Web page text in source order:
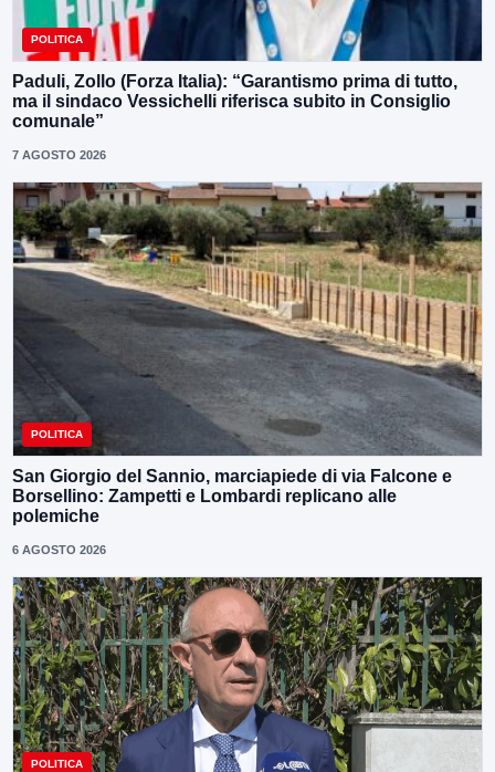
POLITICA
Paduli, Zollo (Forza Italia): “Garantismo prima di tutto,
ma il sindaco Vessichelli riferisca subito in Consiglio
comunale”
7 AGOSTO 2026
POLITICA
San Giorgio del Sannio, marciapiede di via Falcone e
Borsellino: Zampetti e Lombardi replicano alle
polemiche
6 AGOSTO 2026
POLITICA